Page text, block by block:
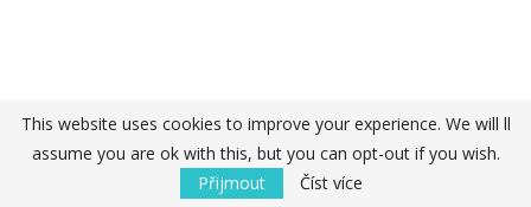
This website uses cookies to improve your experience. We will ll
assume you are ok with this, but you can opt-out if you wish.
Přijmout
Číst více